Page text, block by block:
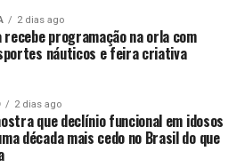
2 dias ago
recebe programação na orla com
náuticos e feira criativa
2 dias ago
que declínio funcional em idosos
década mais cedo no Brasil do que